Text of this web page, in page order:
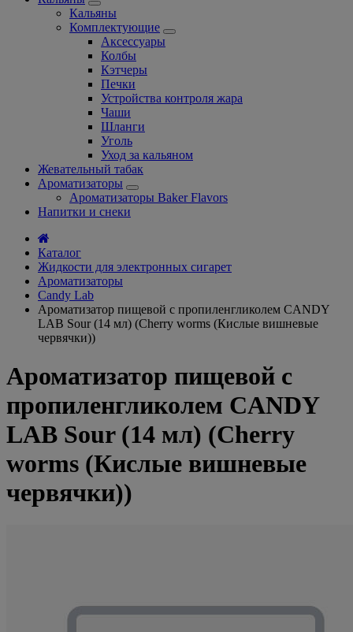
Кальяны
Комплектующие
Аксессуары
Колбы
Кэтчеры
Печки
Устройства контроля жара
Чаши
Шланги
Уголь
Уход за кальяном
Жевательный табак
Ароматизаторы
Ароматизаторы Baker Flavors
Напитки и снеки
Каталог
Жидкости для электронных сигарет
Ароматизаторы
Candy Lab
Ароматизатор пищевой с пропиленгликолем CANDY
LAB Sour (14 мл) (Cherry worms (Кислые вишневые
червячки))
Ароматизатор пищевой с
пропиленгликолем CANDY
LAB Sour (14 мл) (Cherry
worms (Кислые вишневые
червячки))